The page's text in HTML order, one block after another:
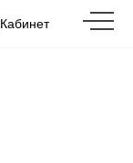
Кабинет